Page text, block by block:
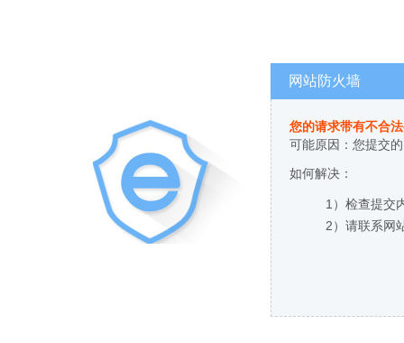
网站防火墙
您的请求带有不合
可能原因：您提交
如何解决：
1）检查提交
2）请联系网